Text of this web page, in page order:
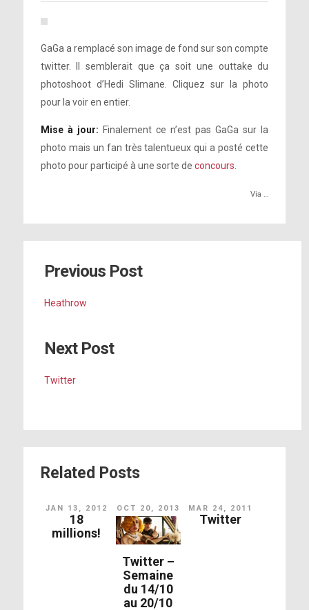
GaGa a remplacé son image de fond sur son compte
twitter. Il semblerait que ça soit une outtake du
photoshoot d’Hedi Slimane. Cliquez sur la photo
pour la voir en entier.
Mise à jour: Finalement ce n’est pas GaGa sur la
photo mais un fan très talentueux qui a posté cette
photo pour participé à une sorte de concours
Via …
Previous Post
Heathrow
Next Post
Twitter
Related Posts
JAN 13, 2012
18
millions!
OCT 20, 2013
Twitter –
Semaine
du 14/10
au 20/10
MAR 24, 2011
Twitter